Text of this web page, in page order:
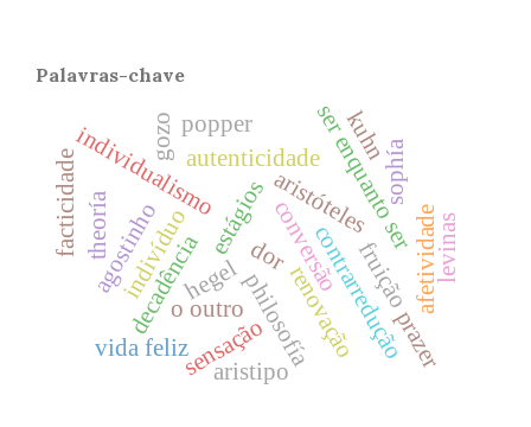
Palavras-chave
aristóteles
conversão
philosofía
indivíduoestágios
hegel
ser enquanto ser
contrarredução
sensação
afetividade
autenticidade
individualismo
decadência
agostinho
vida feliz
sophía
levinas
o outro fruição
gozo
theoría
facticidade
renovação
aristipo prazer
dor
popper kuhn